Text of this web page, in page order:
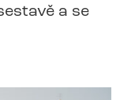
a se